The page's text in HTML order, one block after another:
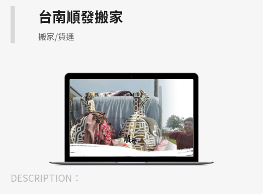
台南順發搬家
搬家/貨運
DESCRIPTION：